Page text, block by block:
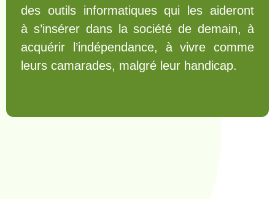
des outils informatiques qui les aideront
à s’insérer dans la société de demain, à
acquérir l’indépendance, à vivre comme
leurs camarades, malgré leur handicap.